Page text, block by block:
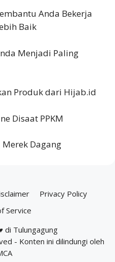
Anda Bekerja
Baik
Menjadi Paling
Produk dari Hijab.id
Disaat PPKM
Dagang
Privacy Policy
Service
di Tulungagung
- Konten ini dilindungi oleh